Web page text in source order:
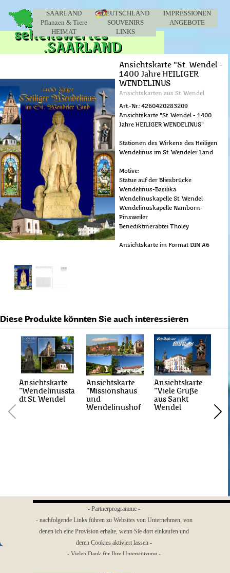
Menü überspringen
SAARLAND DEUTSCHLAND
IMPRESSIONEN
Pflanzen & Tiere
▼
SOUVENIRS ▼
ANGEBOTE
HEIMAT
LINKS
Ansichtskarte "St. Wendel -
1400 Jahre HEILIGER
WENDELINUS
Ansichtskarten aus St. Wendel
Art.-Nr.: 4260420283209
Ansichtskarte "St. Wendel - 1400
Jahre HEILIGER WENDELINUS"
Stationen des Wirkens des Heiligen
Wendelinus im St. Wendeler Land
Motive:
Statue auf der Bliesbrücke
Wendelinus-Basilika
Wendelinuskapelle St. Wendel
Wendelinuskapelle Namborn-
Pinsweiler
Benediktinerabtei Tholey
Ansichtskarte im Format DIN A6
Diese Produkte könnten Sie auch interessieren
Ansichtskarte
"Wendelinussta
dt St. Wendel
Ansichtskarte
"Missionshaus
und
Wendelinushof
Ansichtskarte
"Viele Grüße
aus Sankt
Wendel
- Partnerprogramme -
- nachfolgende Links führen zu Websites von Unternehmen, von
denen ich eine Provision erhalte, wenn Sie dort einkaufen und
deren Cookies aktiviert lassen -
- Vielen Dank für Ihre Unterstützung -